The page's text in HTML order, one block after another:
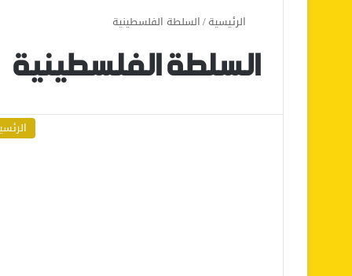
الرئيسية/السلطة الفلسطينية
السلطة الفلسطينية